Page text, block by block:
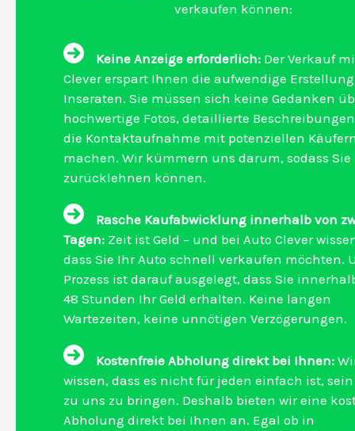
verkaufen können:
Keine Anzeige erforderlich: Der Verkauf
Clever erspart Ihnen die aufwendige
Inseraten. Sie müssen sich keine Gedanken
hochwertige Fotos, detaillierte
die Kontaktaufnahme mit potenziellen
machen. Wir kümmern uns darum, sodass Sie
zurücklehnen können.
Rasche Kaufabwicklung innerhalb von
Tagen: Zeit ist Geld – und bei Auto Clever
dass Sie Ihr Auto schnell verkaufen möchten.
Prozess ist darauf ausgelegt, dass Sie
48 Stunden Ihr Geld erhalten. Keine langen
Wartezeiten, keine unnötigen Verzögerungen.
Kostenfreie Abholung direkt bei Ihnen:
wissen, dass es nicht für jeden einfach ist,
zu uns zu bringen. Deshalb bieten wir eine
Abholung direkt bei Ihnen an. Egal ob in